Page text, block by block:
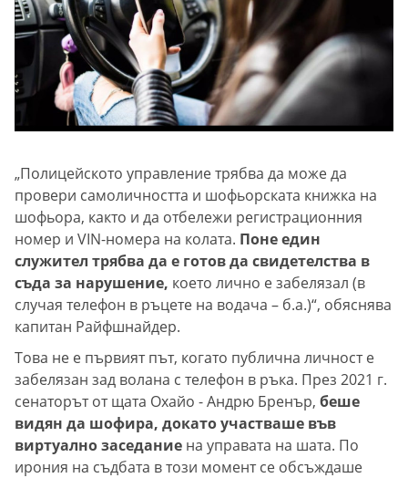
„Полицейското управление трябва да може да
провери самоличността и шофьорската книжка на
шофьора, както и да отбележи регистрационния
номер и VIN-номера на колата. Поне един
служител трябва да е готов да свидетелства в
съда за нарушение, което лично е забелязал (в
случая телефон в ръцете на водача – б.а.)“, обяснява
капитан Райфшнайдер.
Това не е първият път, когато публична личност е
забелязан зад волана с телефон в ръка. През 2021 г.
сенаторът от щата Охайо - Андрю Бренър, беше
видян да шофира, докато участваше във
виртуално заседание на управата на шата. По
ирония на съдбата в този момент се обсъждаше